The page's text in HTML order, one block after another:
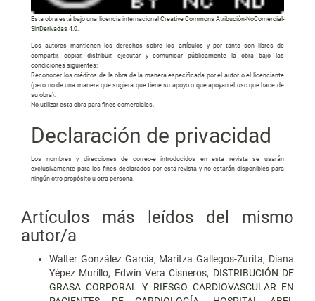
Esta obra está bajo una licencia internacionalCreative Commons Atribución-NoComercial-
SinDerivadas 4.0.
Los autores mantienen los derechos sobre los artículos y por tanto son libres de
compartir, copiar, distribuir, ejecutar y comunicar públicamente la obra bajo las
condiciones siguientes:
Reconocer los créditos de la obra de la manera especificada por el autor o el licenciante
(pero no de una manera que sugiera que tiene su apoyo o que apoyan el uso que hace de
su obra).
No utilizar esta obra para fines comerciales.
Declaración de privacidad
Los nombres y direcciones de correo-e introducidos en esta revista se usarán
exclusivamente para los fines declarados por esta revista y no estarán disponibles para
ningún otro propósito u otra persona.
Artículos más leídos del mismo
autor/a
Walter González García, Maritza Gallegos-Zurita, Diana
Yépez Murillo, Edwin Vera Cisneros, DISTRIBUCIÓN DE
GRASA CORPORAL Y RIESGO CARDIOVASCULAR EN